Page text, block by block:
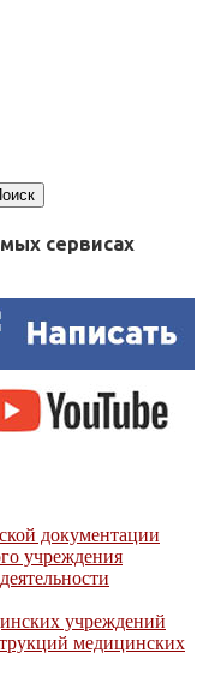
сервисах
документации
учреждения
учреждений
медицинских